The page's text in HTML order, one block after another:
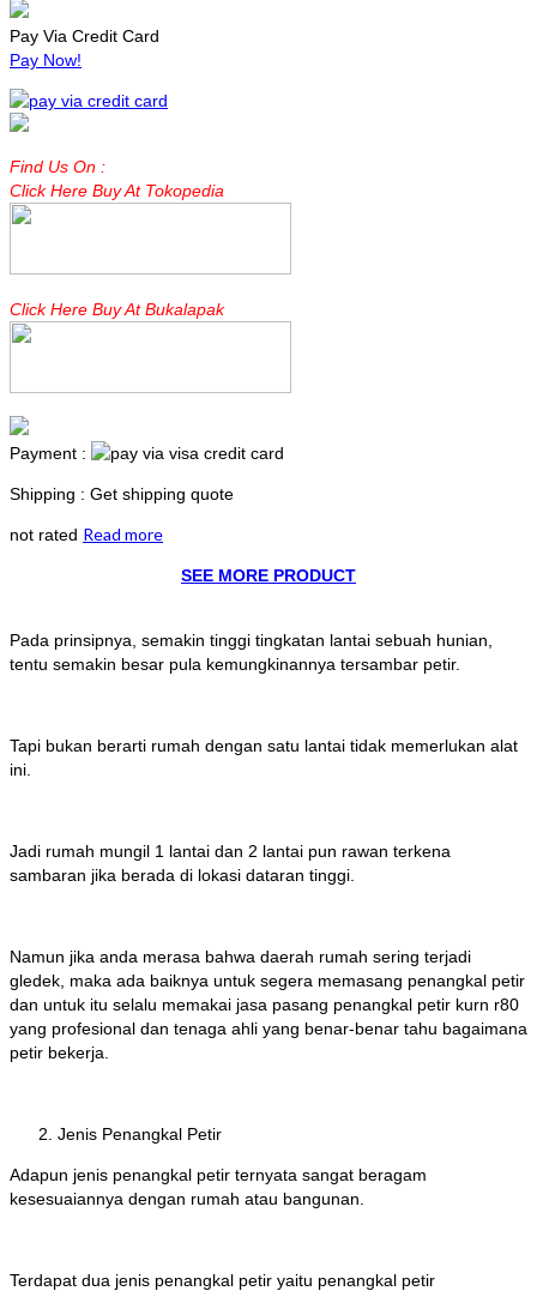
Pay Via Credit Card
Pay Now!
Find Us On :
Click Here Buy At Tokopedia
Click Here Buy At Bukalapak
Payment :
Shipping : Get shipping quote
not rated Read more
SEE MORE PRODUCT
Pada prinsipnya, semakin tinggi tingkatan lantai sebuah hunian,
tentu semakin besar pula kemungkinannya tersambar petir.
Tapi bukan berarti rumah dengan satu lantai tidak memerlukan alat
ini.
Jadi rumah mungil 1 lantai dan 2 lantai pun rawan terkena
sambaran jika berada di lokasi dataran tinggi.
Namun jika anda merasa bahwa daerah rumah sering terjadi
gledek, maka ada baiknya untuk segera memasang penangkal petir
dan untuk itu selalu memakai jasa pasang penangkal petir kurn r80
yang profesional dan tenaga ahli yang benar-benar tahu bagaimana
petir bekerja.
Jenis Penangkal Petir
Adapun jenis penangkal petir ternyata sangat beragam
kesesuaiannya dengan rumah atau bangunan.
Terdapat dua jenis penangkal petir yaitu penangkal petir